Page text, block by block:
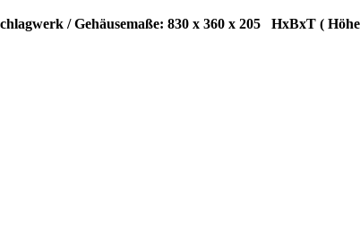
/ Gehäusemaße: 830 x 360 x 205 HxBxT (